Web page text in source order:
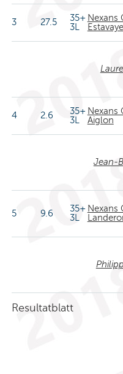
3 27.5
35+
3L
Nexans
4 2.6
35+
3L
Nexans
Aiglon
Jean-
5 9.6
35+
3L
Nexans
Resultatblatt